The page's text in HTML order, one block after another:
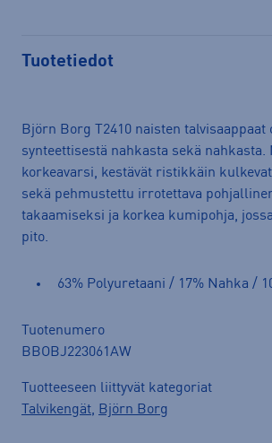
Tuotetiedot
Björn Borg T2410 naisten talvisaappaat
synteettisestä nahkasta sekä nahkasta.
korkeavarsi, kestävät ristikkäin
sekä pehmustettu irrotettava
takaamiseksi ja korkea kumipohja,
pito.
63% Polyuretaani / 17% Nahka /
Tuotenumero
BBOBJ223061AW
Tuotteeseen liittyvät kategoriat
Talvikengät, Björn Borg